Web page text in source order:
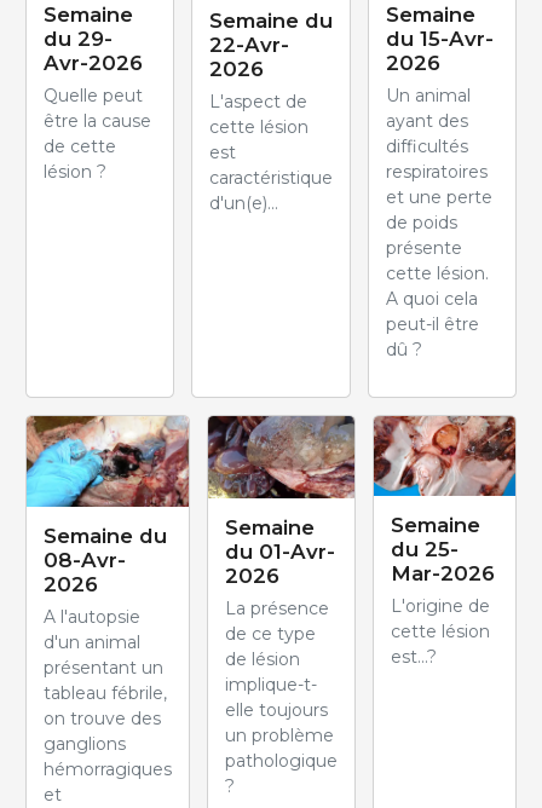
Semaine
du 29-
Avr-2026
Quelle peut
être la cause
de cette
lésion ?
Semaine du
22-Avr-
2026
L'aspect de
cette lésion
est
caractéristique
d'un(e)...
Semaine
du 15-Avr-
2026
Un animal
ayant des
difficultés
respiratoires
et une perte
de poids
présente
cette lésion.
A quoi cela
peut-il être
dû ?
Semaine du
08-Avr-
2026
A l'autopsie
d'un animal
présentant un
tableau fébrile,
on trouve des
ganglions
hémorragiques
et
Semaine
du 01-Avr-
2026
La présence
de ce type
de lésion
implique-t-
elle toujours
un problème
pathologique
?
Semaine
du 25-
Mar-2026
L'origine de
cette lésion
est...?